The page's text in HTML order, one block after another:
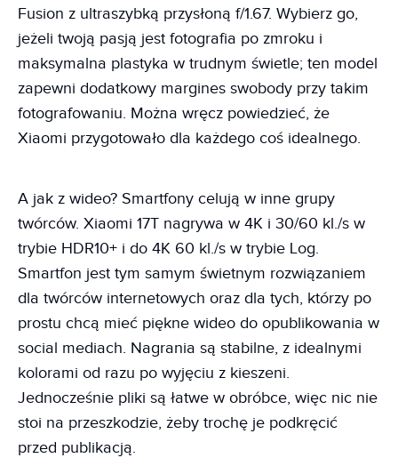
Fusion z ultraszybką przysłoną f/1.67. Wybierz go,
jeżeli twoją pasją jest fotografia po zmroku i
maksymalna plastyka w trudnym świetle; ten model
zapewni dodatkowy margines swobody przy takim
fotografowaniu. Można wręcz powiedzieć, że
Xiaomi przygotowało dla każdego coś idealnego.
A jak z wideo? Smartfony celują w inne grupy
twórców. Xiaomi 17T nagrywa w 4K i 30/60 kl./s w
trybie HDR10+ i do 4K 60 kl./s w trybie Log.
Smartfon jest tym samym świetnym rozwiązaniem
dla twórców internetowych oraz dla tych, którzy po
prostu chcą mieć piękne wideo do opublikowania w
social mediach. Nagrania są stabilne, z idealnymi
kolorami od razu po wyjęciu z kieszeni.
Jednocześnie pliki są łatwe w obróbce, więc nic nie
stoi na przeszkodzie, żeby trochę je podkręcić
przed publikacją.